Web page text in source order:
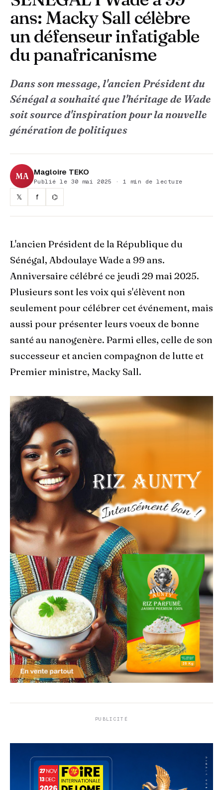
ans: Macky Sall célèbre
un défenseur infatigable
du panafricanisme
Dans son message, l'ancien Président du
Sénégal a souhaité que l'héritage de Wade
soit source d'inspiration pour la nouvelle
génération de politiques
MA Magloire TEKO
Publié le 30 mai 2025 · 1 min de lecture
𝕏 f ⌬
L'ancien Président de la République du
Sénégal, Abdoulaye Wade a 99 ans.
Anniversaire célébré ce jeudi 29 mai 2025.
Plusieurs sont les voix qui s'élèvent non
seulement pour célébrer cet événement, mais
aussi pour présenter leurs voeux de bonne
santé au nanogenère. Parmi elles, celle de son
successeur et ancien compagnon de lutte et
Premier ministre, Macky Sall.
PUBLICITÉ